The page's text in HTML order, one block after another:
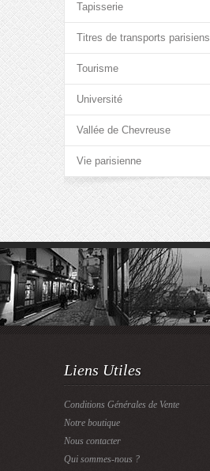
Tapisserie
Titres de transports parisiens
Tourisme
Université
Vallée de Chevreuse
Vie parisienne
Liens Utiles
Conditions Générales de Vente
Notre boutique
Nous contacter
Qui sommes-nous ?